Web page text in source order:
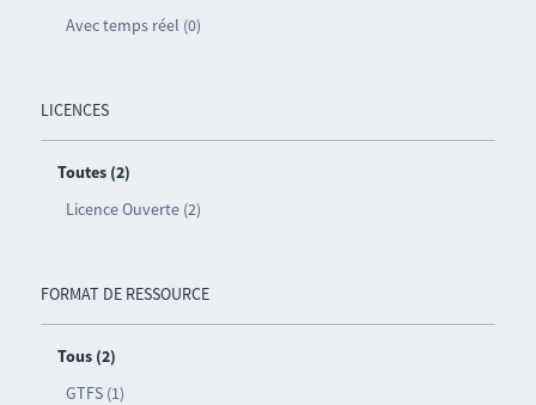
Avec temps réel (0)
LICENCES
Toutes (2)
Licence Ouverte (2)
FORMAT DE RESSOURCE
Tous (2)
GTFS (1)